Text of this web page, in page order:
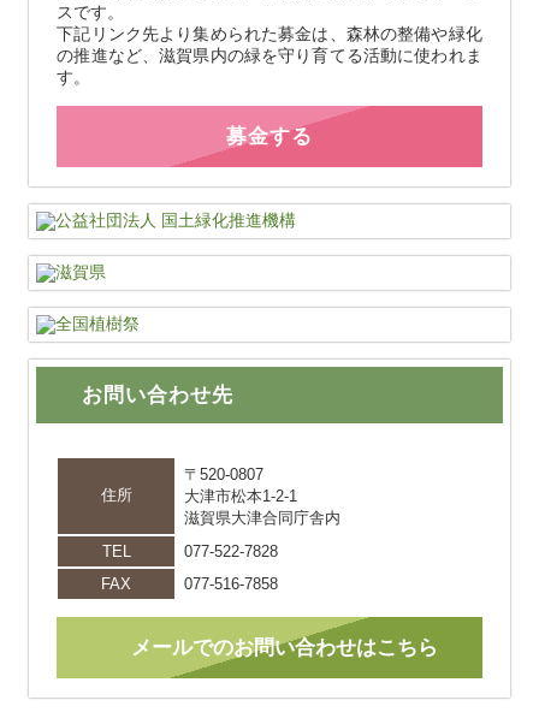
スです。
下記リンク先より集められた募金は、森林の整備や緑化
の推進など、滋賀県内の緑を守り育てる活動に使われま
す。
募金する
お問い合わせ先
住所
〒520-0807
大津市松本1-2-1
滋賀県大津合同庁舎内
TEL
077-522-7828
FAX
077-516-7858
メールでのお問い合わせはこちら